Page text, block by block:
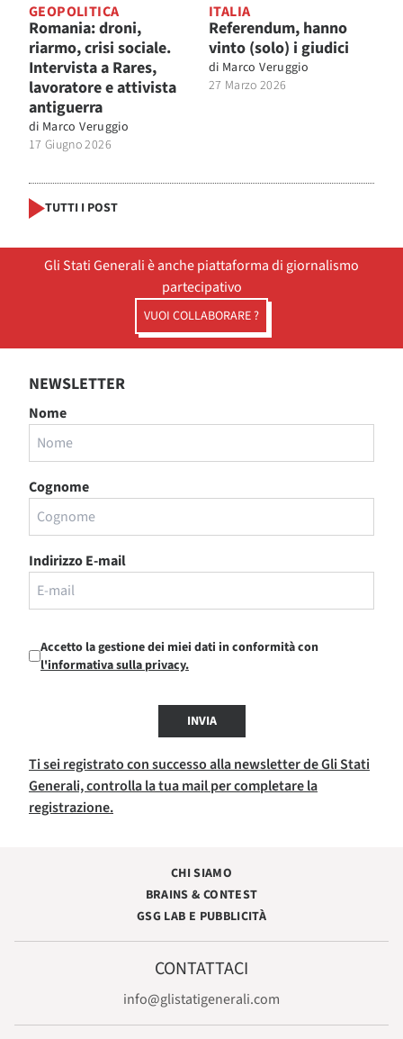
GEOPOLITICA
Romania: droni,
riarmo, crisi sociale.
Intervista a Rares,
lavoratore e attivista
antiguerra
di Marco Veruggio
17 Giugno 2026
ITALIA
Referendum, hanno
vinto (solo) i giudici
di Marco Veruggio
27 Marzo 2026
TUTTI I POST
Gli Stati Generali è anche piattaforma di giornalismo
partecipativo
VUOI COLLABORARE ?
NEWSLETTER
Nome
Cognome
Indirizzo E-mail
Accetto la gestione dei miei dati in conformità con
l'informativa sulla privacy.
INVIA
Ti sei registrato con successo alla newsletter de Gli Stati
Generali, controlla la tua mail per completare la
registrazione.
CHI SIAMO
BRAINS & CONTEST
GSG LAB E PUBBLICITÀ
CONTATTACI
info@glistatigenerali.com